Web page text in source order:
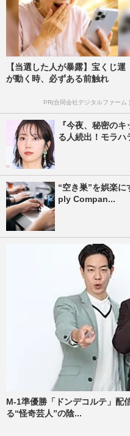
【当選した人が暴露】宝くじ運
が動く時、必ずある前触れ
PR(合同会社デジタルファーム )
『今夜、秘密の
る人続出！モラハ
“空き巣”を娯楽
ply Compan...
M-1準優勝「ドンデコルテ」配
る“怪奇芸人”の陰...